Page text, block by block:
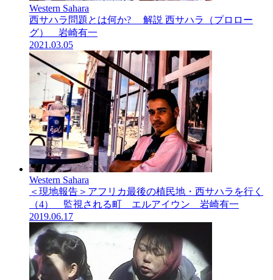
Western Sahara
西サハラ問題とは何か? 解説 西サハラ（プロロー
グ） 岩崎有一
2021.03.05
Western Sahara
＜現地報告＞アフリカ最後の植民地・西サハラを行く
（4） 監視される町 エルアイウン 岩崎有一
2019.06.17